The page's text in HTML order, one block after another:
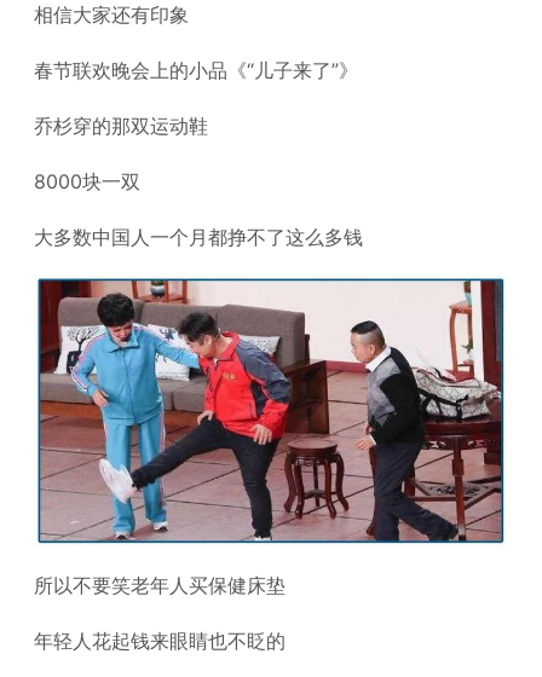
相信大家还有印象
春节联欢晚会上的小品《“儿子来了”》
乔杉穿的那双运动鞋
8000块一双
大多数中国人一个月都挣不了这么多钱
所以不要笑老年人买保健床垫
年轻人花起钱来眼睛也不眨的